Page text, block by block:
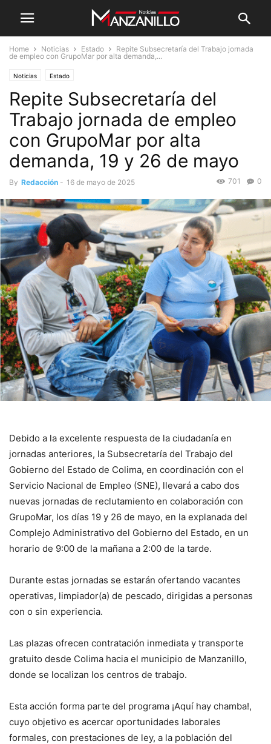
Home Noticias Estado
Repite Subsecretaría del Trabajo jornada
de empleo con GrupoMar por alta demanda,...
Noticias Estado
Repite Subsecretaría del
Trabajo jornada de empleo
con GrupoMar por alta
demanda, 19 y 26 de mayo
By Redacción - 16 de mayo de 2025 0
701
Debido a la excelente respuesta de la ciudadanía en
jornadas anteriores, la Subsecretaría del Trabajo del
Gobierno del Estado de Colima, en coordinación con el
Servicio Nacional de Empleo (SNE), llevará a cabo dos
nuevas jornadas de reclutamiento en colaboración con
GrupoMar, los días 19 y 26 de mayo, en la explanada del
Complejo Administrativo del Gobierno del Estado, en un
horario de 9:00 de la mañana a 2:00 de la tarde.
Durante estas jornadas se estarán ofertando vacantes
operativas, limpiador(a) de pescado, dirigidas a personas
con o sin experiencia.
Las plazas ofrecen contratación inmediata y transporte
gratuito desde Colima hacia el municipio de Manzanillo,
donde se localizan los centros de trabajo.
Esta acción forma parte del programa ¡Aquí hay chamba!,
cuyo objetivo es acercar oportunidades laborales
formales, con prestaciones de ley, a la población del